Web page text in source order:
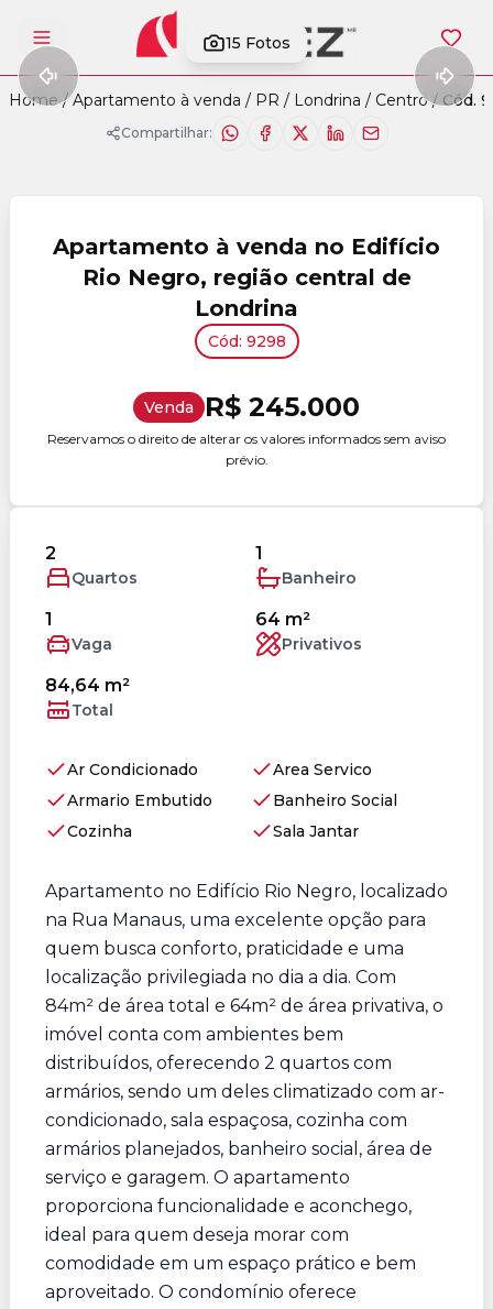
Abrir menu 15 Fotos
Home / Apartamento à venda / PR / Londrina / Centro / Cód.
Compartilhar:
Apartamento à venda no Edifício
Rio Negro, região central de
Londrina
Cód: 9298
Venda R$ 245.000
Reservamos o direito de alterar os valores informados sem aviso
prévio.
2
Quartos
1
Banheiro
1
Vaga
64 m²
Privativos
84,64 m²
Total
Ar Condicionado
Area Servico
Armario Embutido
Banheiro Social
Cozinha
Sala Jantar
Apartamento no Edifício Rio Negro, localizado
na Rua Manaus, uma excelente opção para
quem busca conforto, praticidade e uma
localização privilegiada no dia a dia. Com
84m² de área total e 64m² de área privativa, o
imóvel conta com ambientes bem
distribuídos, oferecendo 2 quartos com
armários, sendo um deles climatizado com ar-
condicionado, sala espaçosa, cozinha com
armários planejados, banheiro social, área de
serviço e garagem. O apartamento
proporciona funcionalidade e aconchego,
ideal para quem deseja morar com
comodidade em um espaço prático e bem
aproveitado. O condomínio oferece